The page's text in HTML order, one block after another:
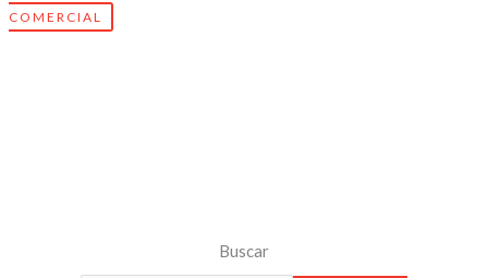
COMERCIAL
Buscar